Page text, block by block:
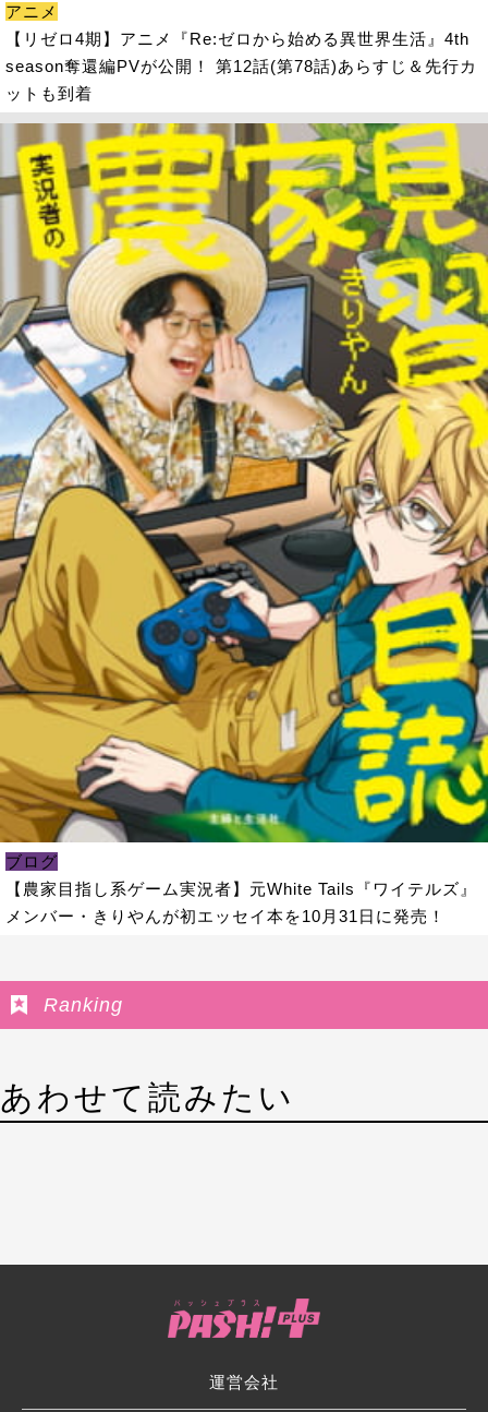
アニメ
【リゼロ4期】アニメ『Re:ゼロから始める異世界生活』4th
season奪還編PVが公開！ 第12話(第78話)あらすじ＆先行カ
ットも到着
ブログ
【農家目指し系ゲーム実況者】元White Tails『ワイテルズ』
メンバー・きりやんが初エッセイ本を10月31日に発売！
Ranking
あわせて読みたい
運営会社